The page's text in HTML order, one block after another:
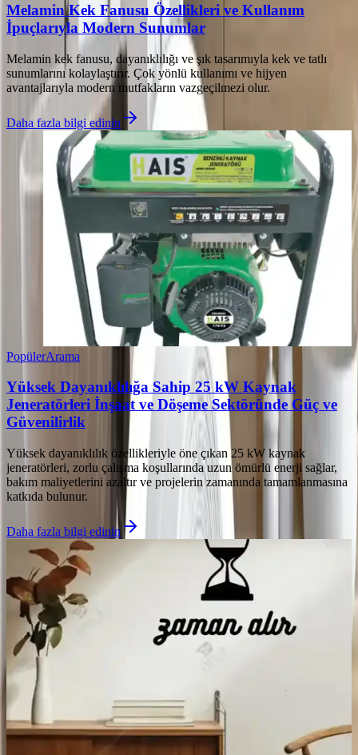
Melamin Kek Fanusu Özellikleri ve Kullanım
İpuçlarıyla Modern Sunumlar
Melamin kek fanusu, dayanıklılığı ve şık tasarımıyla kek ve tatlı
sunumlarını kolaylaştırır. Çok yönlü kullanımı ve hijyen
avantajlarıyla modern mutfakların vazgeçilmezi olur.
Daha fazla bilgi edinin
PopülerArama
Yüksek Dayanıklılığa Sahip 25 kW Kaynak
Jeneratörleri İnşaat ve Döşeme Sektöründe Güç ve
Güvenilirlik
Yüksek dayanıklılık özellikleriyle öne çıkan 25 kW kaynak
jeneratörleri, zorlu çalışma koşullarında uzun ömürlü enerji sağlar,
bakım maliyetlerini azaltır ve projelerin zamanında tamamlanmasına
katkıda bulunur.
Daha fazla bilgi edinin